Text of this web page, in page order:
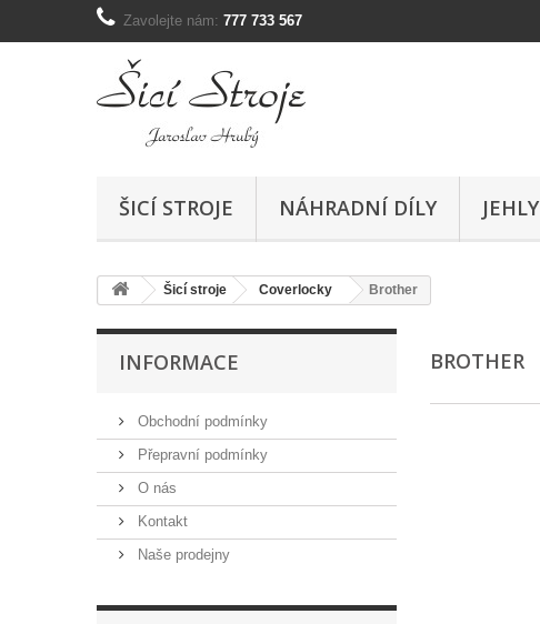
Zavolejte nám: 777 733 567
ŠICÍ STROJE NÁHRADNÍ DÍLY JEHLY
Šicí stroje Coverlocky Brother
INFORMACE
Obchodní podmínky
Přepravní podmínky
O nás
Kontakt
Naše prodejny
BROTHER